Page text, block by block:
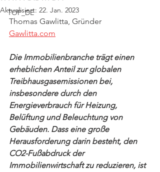
TOP_DE
Aktualisiert: 22. Jan. 2023
Thomas Gawlitta, Gründer
Gawlitta.com
Die Immobilienbranche trägt einen
erheblichen Anteil zur globalen
Treibhausgasemissionen bei,
insbesondere durch den
Energieverbrauch für Heizung,
Belüftung und Beleuchtung von
Gebäuden. Dass eine große
Herausforderung darin besteht, den
CO2-Fußabdruck der
Immobilienwirtschaft zu reduzieren, ist